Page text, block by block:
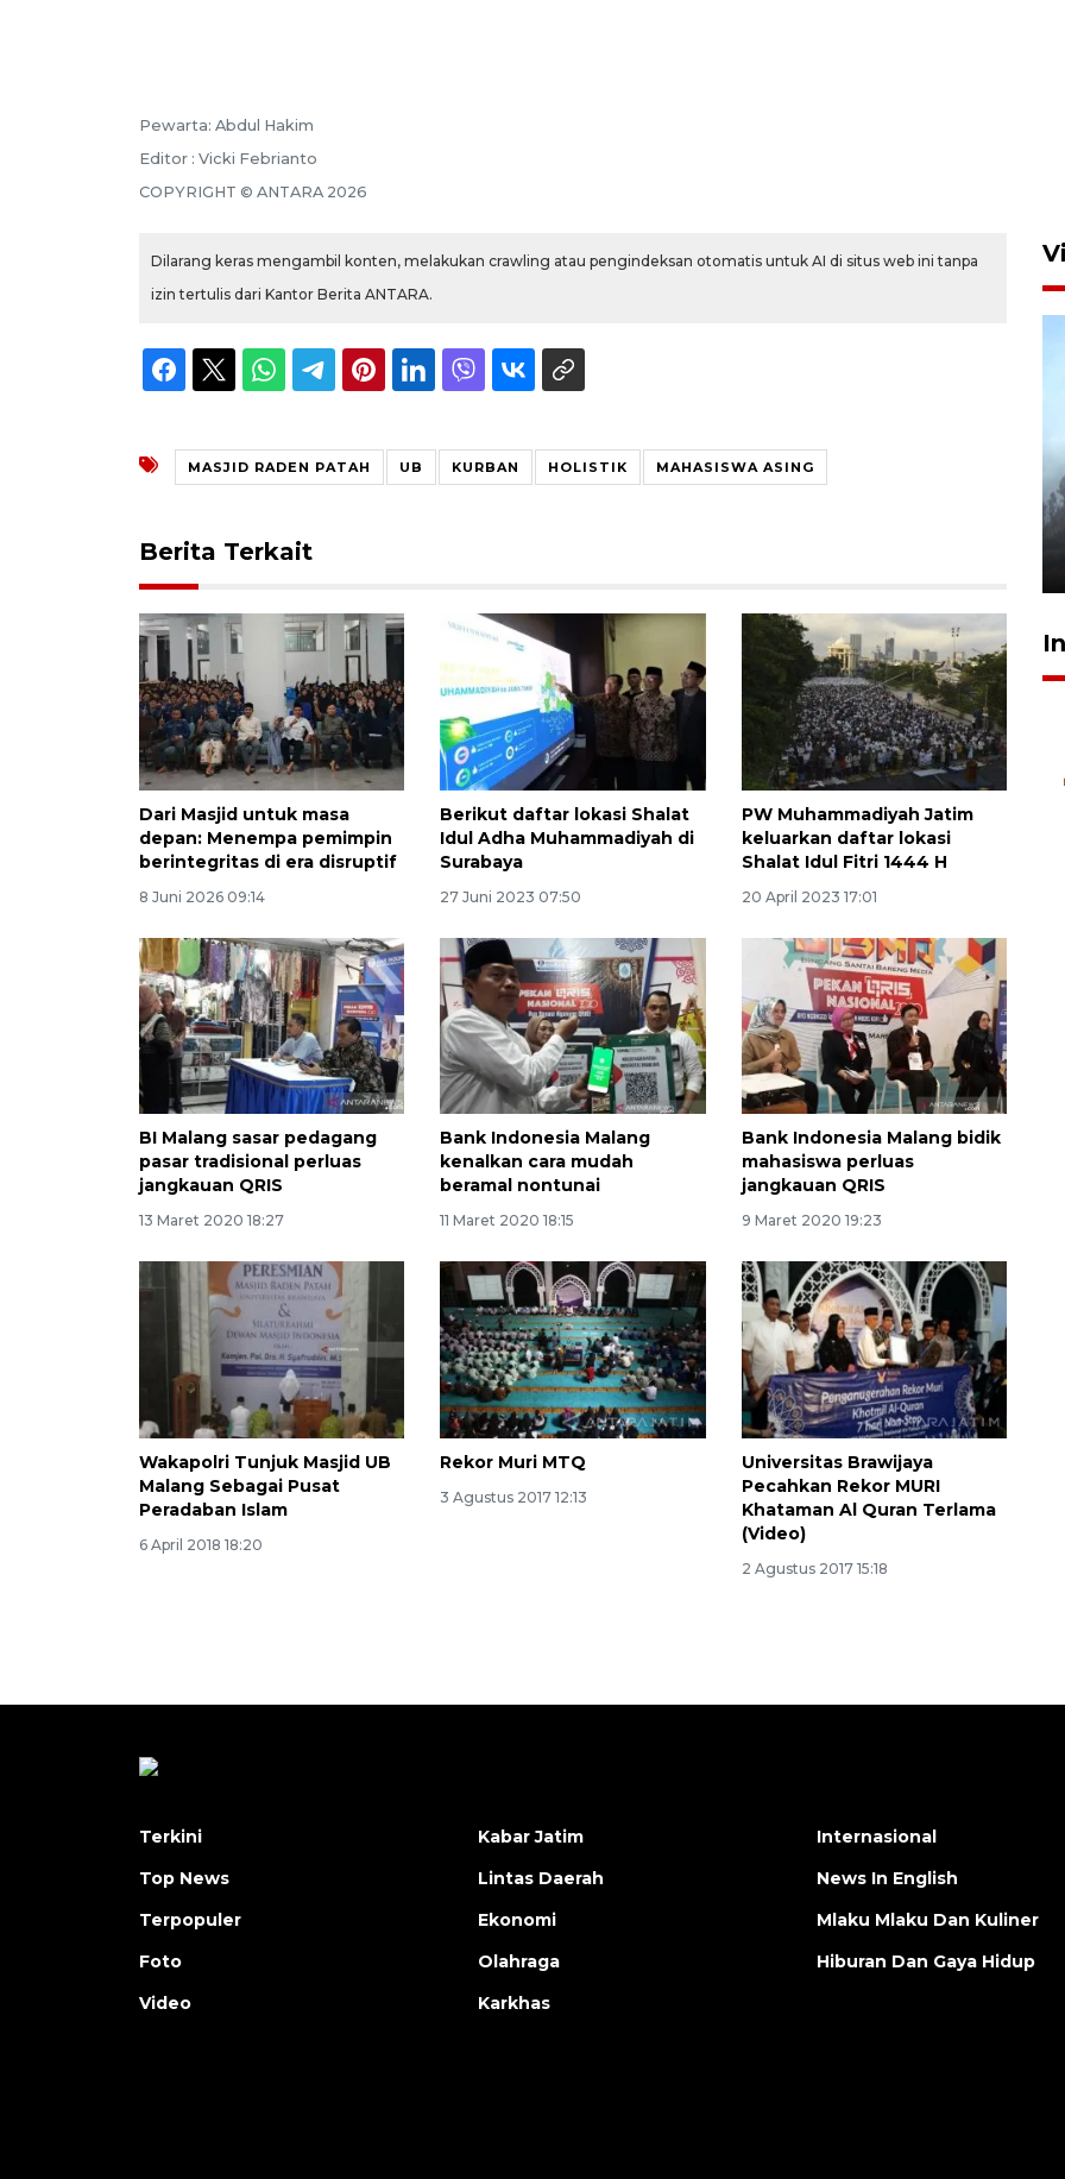
Pewarta: Abdul Hakim
Editor : Vicki Febrianto
COPYRIGHT © ANTARA 2026
Dilarang keras mengambil konten, melakukan crawling atau pengindeksan otomatis untuk AI di situs web ini tanpa
izin tertulis dari Kantor Berita ANTARA.
MASJID RADEN PATAH UB KURBAN HOLISTIK MAHASISWA ASING
Berita Terkait
Dari Masjid untuk masa
depan: Menempa pemimpin
berintegritas di era disruptif
8 Juni 2026 09:14
Berikut daftar lokasi Shalat
Idul Adha Muhammadiyah di
Surabaya
27 Juni 2023 07:50
PW Muhammadiyah Jatim
keluarkan daftar lokasi
Shalat Idul Fitri 1444 H
20 April 2023 17:01
BI Malang sasar pedagang
pasar tradisional perluas
jangkauan QRIS
13 Maret 2020 18:27
Bank Indonesia Malang
kenalkan cara mudah
beramal nontunai
11 Maret 2020 18:15
Bank Indonesia Malang bidik
mahasiswa perluas
jangkauan QRIS
9 Maret 2020 19:23
Wakapolri Tunjuk Masjid UB
Malang Sebagai Pusat
Peradaban Islam
6 April 2018 18:20
Rekor Muri MTQ
3 Agustus 2017 12:13
Universitas Brawijaya
Pecahkan Rekor MURI
Khataman Al Quran Terlama
(Video)
2 Agustus 2017 15:18
BPBD Jatim kerahkan "Drone
SPHP jaga harga beras
2026-08-08 06:00:00
Terkini
Top News
Terpopuler
Foto
Video
Kabar Jatim
Lintas Daerah
Ekonomi
Olahraga
Karkhas
Internasional
News In English
Mlaku Mlaku Dan Kuliner
Hiburan Dan Gaya Hidup